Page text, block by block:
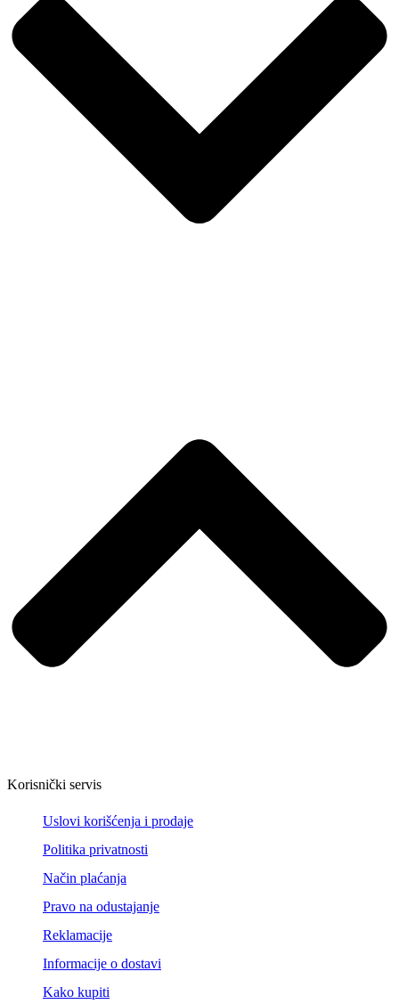
Korisnički servis
Uslovi korišćenja i prodaje
Politika privatnosti
Način plaćanja
Pravo na odustajanje
Reklamacije
Informacije o dostavi
Kako kupiti